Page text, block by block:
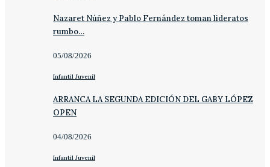
Nazaret Núñez y Pablo Fernández toman lideratos
rumbo…
05/08/2026
Infantil Juvenil
ARRANCA LA SEGUNDA EDICIÓN DEL GABY LÓPEZ
OPEN
04/08/2026
Infantil Juvenil